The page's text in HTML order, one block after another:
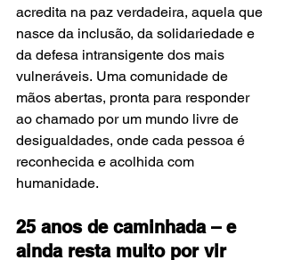
acredita na paz verdadeira, aquela que
nasce da inclusão, da solidariedade e
da defesa intransigente dos mais
vulneráveis. Uma comunidade de
mãos abertas, pronta para responder
ao chamado por um mundo livre de
desigualdades, onde cada pessoa é
reconhecida e acolhida com
humanidade.
25 anos de caminhada – e
ainda resta muito por vir